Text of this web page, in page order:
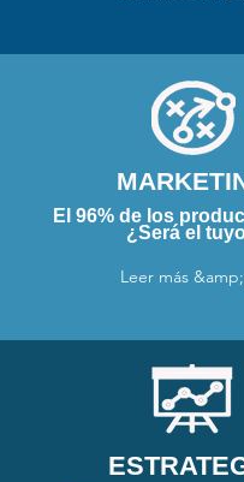
El 96% de los
¿Será el
Leer más